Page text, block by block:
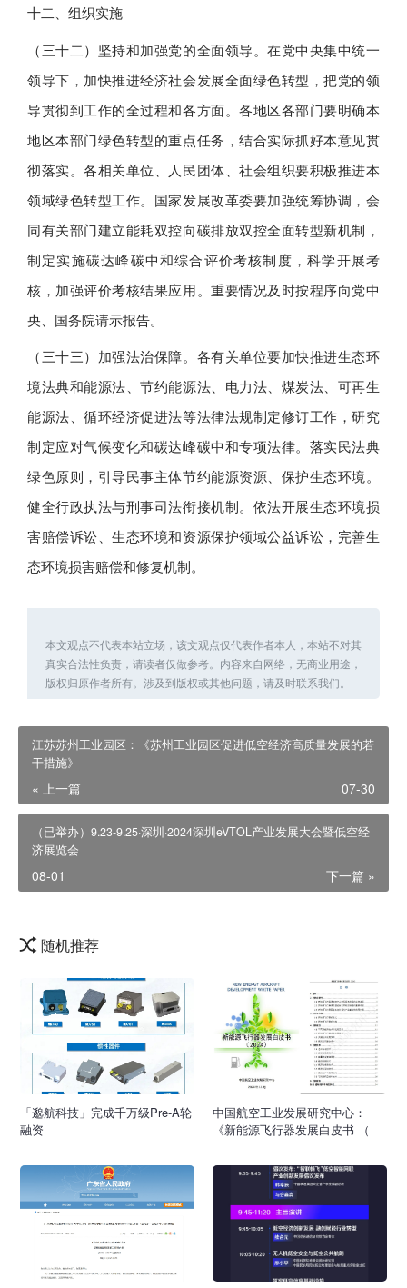
十二、组织实施
（三十二）坚持和加强党的全面领导。在党中央集中统一
领导下，加快推进经济社会发展全面绿色转型，把党的领
导贯彻到工作的全过程和各方面。各地区各部门要明确本
地区本部门绿色转型的重点任务，结合实际抓好本意见贯
彻落实。各相关单位、人民团体、社会组织要积极推进本
领域绿色转型工作。国家发展改革委要加强统筹协调，会
同有关部门建立能耗双控向碳排放双控全面转型新机制，
制定实施碳达峰碳中和综合评价考核制度，科学开展考
核，加强评价考核结果应用。重要情况及时按程序向党中
央、国务院请示报告。
（三十三）加强法治保障。各有关单位要加快推进生态环
境法典和能源法、节约能源法、电力法、煤炭法、可再生
能源法、循环经济促进法等法律法规制定修订工作，研究
制定应对气候变化和碳达峰碳中和专项法律。落实民法典
绿色原则，引导民事主体节约能源资源、保护生态环境。
健全行政执法与刑事司法衔接机制。依法开展生态环境损
害赔偿诉讼、生态环境和资源保护领域公益诉讼，完善生
态环境损害赔偿和修复机制。
本文观点不代表本站立场，该文观点仅代表作者本人，本站不对其
真实合法性负责，请读者仅做参考。内容来自网络，无商业用途，
版权归原作者所有。涉及到版权或其他问题，请及时联系我们。
江苏苏州工业园区：《苏州工业园区促进低空经济高质量发展的若
干措施》
« 上一篇 07-30
（已举办）9.23-9.25·深圳·2024深圳eVTOL产业发展大会暨低空经
济展览会
下一篇 »
08-01
随机推荐
「邈航科技」完成千万级Pre-A轮
融资
中国航空工业发展研究中心：
《新能源飞行器发展白皮书 （